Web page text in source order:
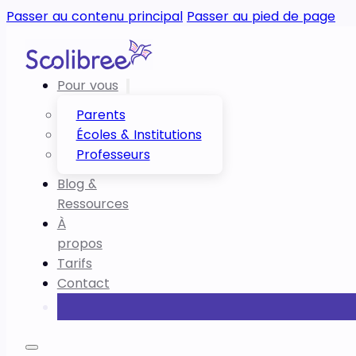
Passer au contenu principal Passer au pied de page
Pour vous
Parents
Écoles & Institutions
Professeurs
Blog &
Ressources
À
propos
Tarifs
Contact